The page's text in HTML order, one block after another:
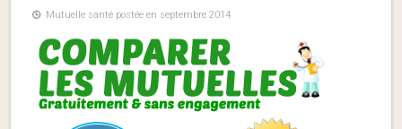
Mutuelle santé postée en septembre 2014